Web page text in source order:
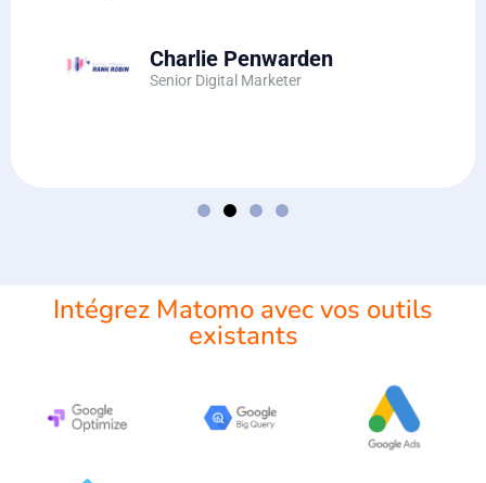
Charlie Penwarden
Senior Digital Marketer
Intégrez Matomo avec vos outils
existants